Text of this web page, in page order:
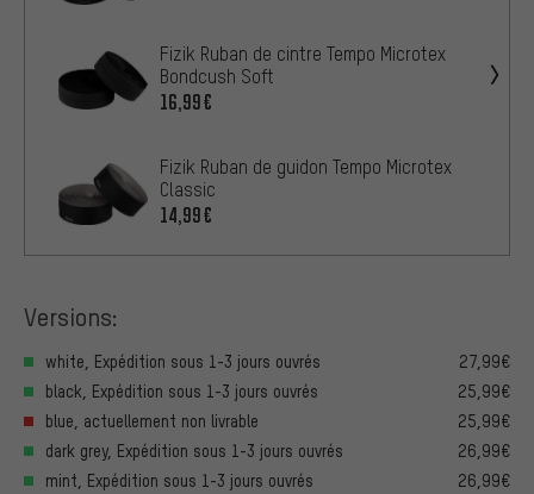
Fizik Ruban de cintre Tempo Microtex
Bondcush Soft
16,99€
Fizik Ruban de guidon Tempo Microtex
Classic
14,99€
Versions:
white, Expédition sous 1-3 jours ouvrés
27,99€
black, Expédition sous 1-3 jours ouvrés
25,99€
blue, actuellement non livrable
25,99€
dark grey, Expédition sous 1-3 jours ouvrés
26,99€
mint, Expédition sous 1-3 jours ouvrés
26,99€